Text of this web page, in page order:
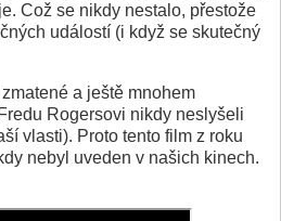
Což se nikdy nestalo, přestože
událostí (i když se skutečný
a ještě mnohem
Rogersovi nikdy neslyšeli
vlasti). Proto tento film z roku
nebyl uveden v našich kinech.